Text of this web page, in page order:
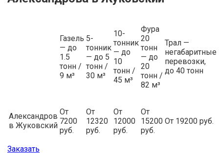
Газель
— до
1.5
тонн /
9 м³
5-
тонник
— до 5
тонн /
30 м³
10-
тонник
— до
10
тонн /
45 м³
Фура
20
тонн
— до
20
тонн /
82 м³
Трал —
негабаритные
перевозки,
до 40 тонн
Александров
в Жуковский
От
7200
руб.
От
12320
руб.
От
12000
руб.
От
15200
руб.
От 19200 руб.
Заказать